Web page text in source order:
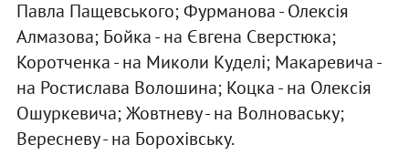
Павла Пащевського; Фурманова - Олексія
Алмазова; Бойка - на Євгена Сверстюка;
Коротченка - на Миколи Куделі; Макаревича -
на Ростислава Волошина; Коцка - на Олексія
Ошуркевича; Жовтневу - на Волноваську;
Вересневу - на Борохівську.